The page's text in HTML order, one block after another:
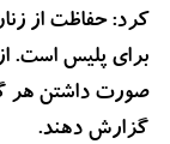
کرد: حفاظت از
برای پلیس است.
صورت داشتن هر
گزارش دهند.